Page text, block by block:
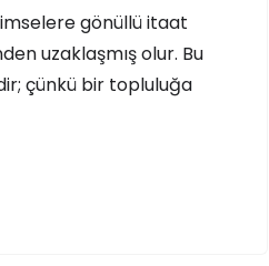
gönüllü itaat
uzaklaşmış olur. Bu
çünkü bir topluluğa